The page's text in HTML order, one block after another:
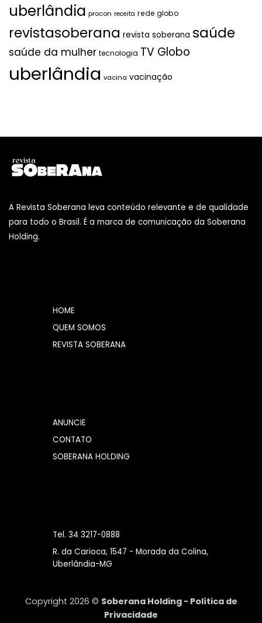
uberlândia procon receita rede globo
revistasoberana revista soberana saúde
saúde da mulher tecnologia TV Globo
uberlândia vacina vacinação
A Revista Soberana leva conteúdo relevante e de qualidade
para todo o Brasil. É a marca de comunicação da Soberana
Holding.
HOME
QUEM SOMOS
REVISTA SOBERANA
ANUNCIE
CONTATO
SOBERANA HOLDING
Tel. 34 3217-0888
R. da Carioca, 1547 - Morada da Colina,
Uberlândia-MG
Copyright 2026 © Soberana Holding - Política de
Privacidade